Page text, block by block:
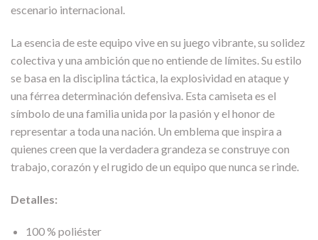
escenario internacional.
La esencia de este equipo vive en su juego vibrante, su solidez
colectiva y una ambición que no entiende de límites. Su estilo
se basa en la disciplina táctica, la explosividad en ataque y
una férrea determinación defensiva. Esta camiseta es el
símbolo de una familia unida por la pasión y el honor de
representar a toda una nación. Un emblema que inspira a
quienes creen que la verdadera grandeza se construye con
trabajo, corazón y el rugido de un equipo que nunca se rinde.
Detalles:
100 % poliéster